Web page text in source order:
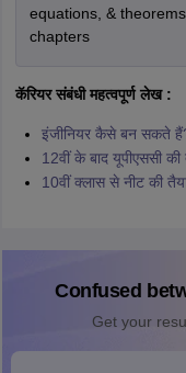
equations, &
chapters
कॅरियर संबंधी महत्वपूर्ण लेख :
इंजीनियर कैसे बन सकते
12वीं के बाद यूपीएससी
10वीं क्लास से नीट की
Confused
Get your